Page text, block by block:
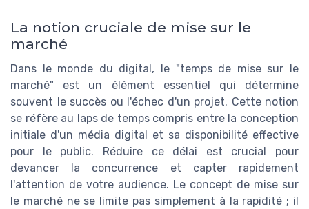
La notion cruciale de mise sur le
marché
Dans le monde du digital, le "temps de mise sur le
marché" est un élément essentiel qui détermine
souvent le succès ou l'échec d'un projet. Cette notion
se réfère au laps de temps compris entre la conception
initiale d'un média digital et sa disponibilité effective
pour le public. Réduire ce délai est crucial pour
devancer la concurrence et capter rapidement
l'attention de votre audience. Le concept de mise sur
le marché ne se limite pas simplement à la rapidité ; il